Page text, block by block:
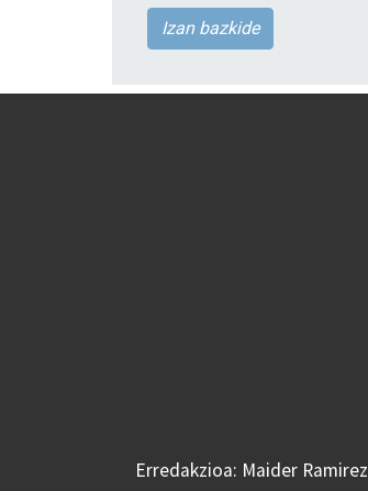
Izan bazkide
Erredakzioa: Maider